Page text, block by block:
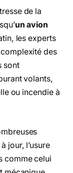
de la
un avion
les experts
des
sont
volants,
ou incendie à
jour, l’usure
comme celui